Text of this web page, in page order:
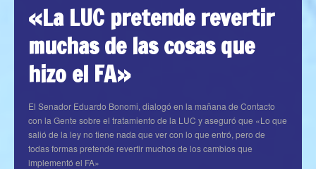
«La LUC pretende revertir
muchas de las cosas que
hizo el FA»
El Senador Eduardo Bonomi, dialogó en la mañana de Contacto
con la Gente sobre el tratamiento de la LUC y aseguró que «Lo que
salió de la ley no tiene nada que ver con lo que entró, pero de
todas formas pretende revertir muchos de los cambios que
implementó el FA»